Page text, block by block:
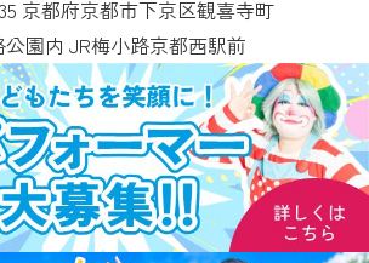
京都府京都市下京区観喜寺町
園内 JR梅小路京都西駅前